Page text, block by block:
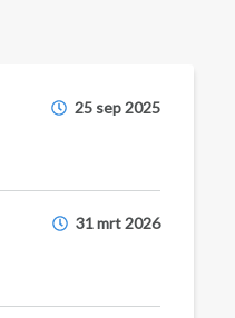
25 sep 2025
31 mrt 2026